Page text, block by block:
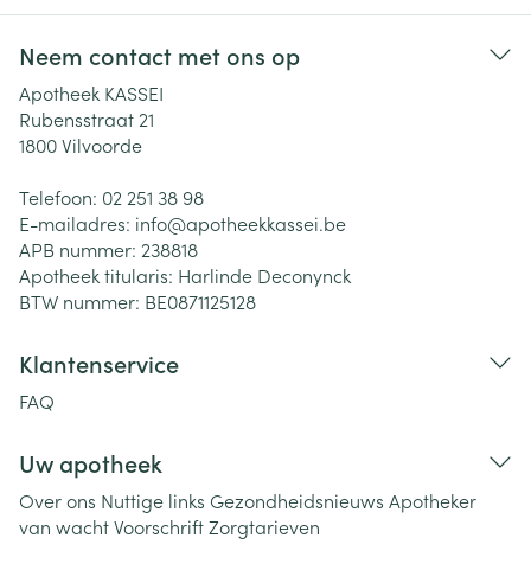
Neem contact met ons op
Apotheek KASSEI
Rubensstraat 21
1800Vilvoorde
Telefoon: 02 251 38 98
E-mailadres: info@apotheekkassei.be
APB nummer: 238818
Apotheek titularis: Harlinde Deconynck
BTW nummer: BE0871125128
Klantenservice
FAQ
Uw apotheek
Over ons Nuttige links Gezondheidsnieuws Apotheker
van wachtVoorschriftZorgtarieven